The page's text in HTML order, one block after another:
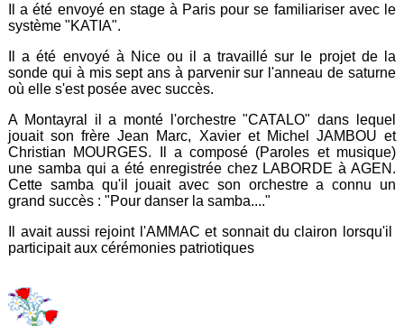
Il a été envoyé en stage à Paris pour se familiariser avec le
système "KATIA".
Il a été envoyé à Nice ou il a travaillé sur le projet de la
sonde qui à mis sept ans à parvenir sur l'anneau de saturne
où elle s'est posée avec succès.
A Montayral il a monté l'orchestre "CATALO" dans lequel
jouait son frère Jean Marc, Xavier et Michel JAMBOU et
Christian MOURGES. Il a composé (Paroles et musique)
une samba qui a été enregistrée chez LABORDE à AGEN.
Cette samba qu'il jouait avec son orchestre a connu un
grand succès : "Pour danser la samba...."
Il avait aussi rejoint l'AMMAC et sonnait du clairon lorsqu'il
participait aux cérémonies patriotiques